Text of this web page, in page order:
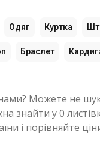
Одяг Куртка
Браслет
Можете не
у 0
і порівняйте